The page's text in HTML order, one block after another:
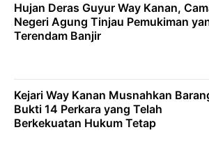
Hujan Deras Guyur Way Kanan,
Negeri Agung Tinjau Pemukiman
Terendam Banjir
Kejari Way Kanan Musnahkan
Bukti 14 Perkara yang Telah
Berkekuatan Hukum Tetap